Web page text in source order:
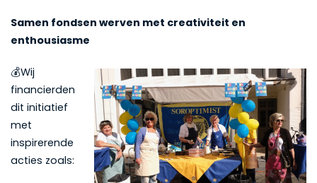
Samen fondsen werven met creativiteit en
enthousiasme
💰Wij
financierden
dit initiatief
met
inspirerende
acties zoals: